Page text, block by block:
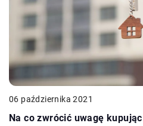
06 października 2021
Na co zwrócić uwagę